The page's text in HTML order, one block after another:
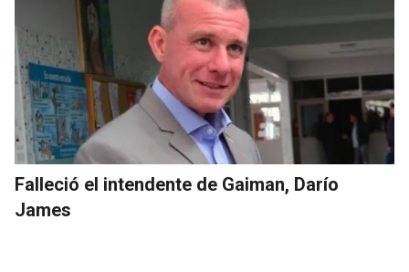
Falleció el intendente de Gaiman, Darío
James